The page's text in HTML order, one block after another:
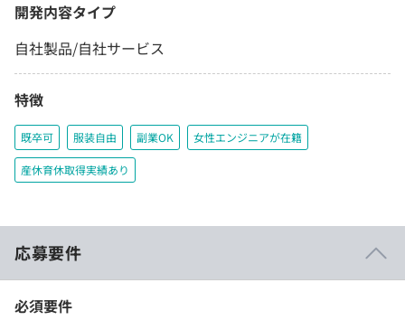
開発内容タイプ
自社製品/自社サービス
特徴
既卒可 服装自由 副業OK 女性エンジニアが在籍
産休育休取得実績あり
応募要件
必須要件